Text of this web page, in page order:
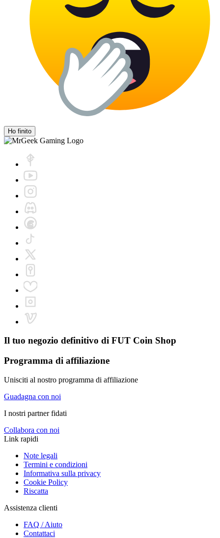
Ho finito
Il tuo negozio definitivo di FUT Coin Shop
Programma di affiliazione
Unisciti al nostro programma di affiliazione
Guadagna con noi
I nostri partner fidati
Collabora con noi
Link rapidi
Note legali
Termini e condizioni
Informativa sulla privacy
Cookie Policy
Riscatta
Assistenza clienti
FAQ / Aiuto
Contattaci